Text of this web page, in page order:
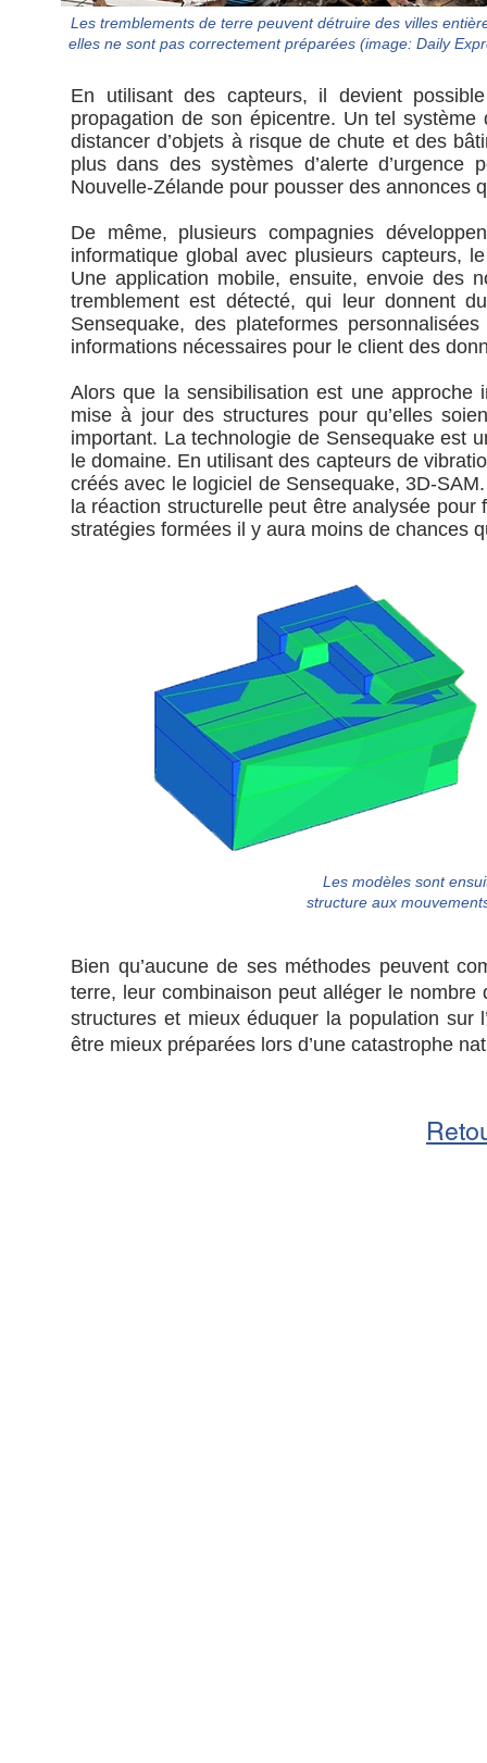
Les tremblements de terre peuvent détruire des villes
elles ne sont pas correctement préparées (image: Daily
En utilisant des capteurs, il devient
propagation de son épicentre. Un tel
distancer d’objets à risque de chute et des
plus dans des systèmes d’alerte
Nouvelle-Zélande pour pousser des annonces
De même, plusieurs compagnies
informatique global avec plusieurs capteurs,
Une application mobile, ensuite, envoie des
tremblement est détecté, qui leur donnent
Sensequake, des plateformes
informations nécessaires pour le client des
Alors que la sensibilisation est une approche
mise à jour des structures pour qu’elles
important. La technologie de Sensequake est
le domaine. En utilisant des capteurs de
créés avec le logiciel de Sensequake, 3D-
la réaction structurelle peut être analysée
stratégies formées il y aura moins de chances
Les modèles sont
structure aux
Bien qu’aucune de ses méthodes peuvent
terre, leur combinaison peut alléger le
structures et mieux éduquer la population sur
être mieux préparées lors d’une catastrophe